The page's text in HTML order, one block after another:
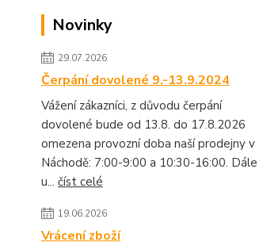
Novinky
29.07.2026
Čerpání dovolené 9.-13.9.2024
Vážení zákazníci, z důvodu čerpání
dovolené bude od 13.8. do 17.8.2026
omezena provozní doba naší prodejny v
Náchodě: 7:00-9:00 a 10:30-16:00. Dále
u... číst celé
19.06.2026
Vrácení zboží